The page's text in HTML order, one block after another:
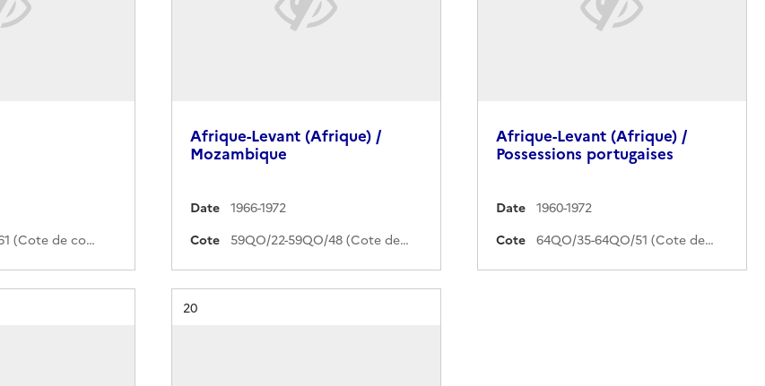
371PO/C/1-461 (Cote de commande)
Afrique-Levant (Afrique) /
Mozambique
Date
1966-1972
Cote
59QO/22-59QO/48 (Cote de commande)
Afrique-Levant (Afrique) /
Possessions portugaises
Date
1960-1972
Cote
64QO/35-64QO/51 (Cote de commande)
Résultat n°
20